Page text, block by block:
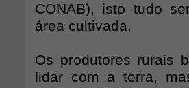
CONAB), isto tudo
área cultivada.
Os produtores rurais
lidar com a terra,